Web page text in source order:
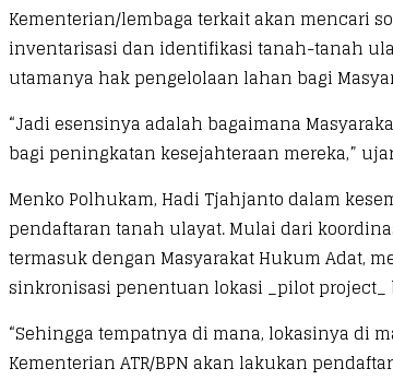
Kementerian/lembaga terkait akan mencari
inventarisasi dan identifikasi tanah-tanah
utamanya hak pengelolaan lahan bagi
“Jadi esensinya adalah bagaimana
bagi peningkatan kesejahteraan mereka,”
Menko Polhukam, Hadi Tjahjanto dalam
pendaftaran tanah ulayat. Mulai dari
termasuk dengan Masyarakat Hukum Adat,
sinkronisasi penentuan lokasi _pilot project_
“Sehingga tempatnya di mana, lokasinya di
Kementerian ATR/BPN akan lakukan